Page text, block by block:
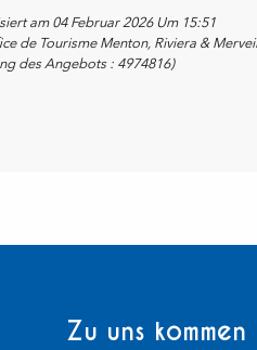
am 04 Februar 2026 Um 15:51
de Tourisme Menton, Riviera &
des Angebots : 4974816)
Zu uns kommen